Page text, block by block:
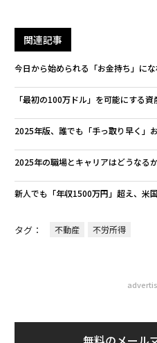
関連記事
今日から始められる「お金持ち」に
「最初の100万ドル」を可能にする
2025年版、誰でも「手っ取り早く」
2025年の職場とキャリアはどうなる
新人でも「年収1500万円」超え、米
タグ： 不動産 不労所得